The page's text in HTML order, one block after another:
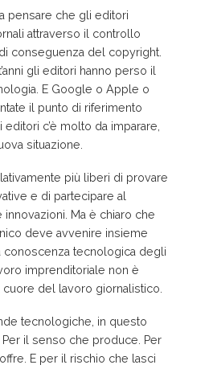
pensare che gli editori
attraverso il controllo
conseguenza del copyright.
gli editori hanno perso il
E Google o Apple o
il punto di riferimento
c’è molto da imparare,
situazione.
più liberi di provare
e di partecipare al
Ma è chiaro che
deve avvenire insieme
conoscenza tecnologica degli
imprenditoriale non è
del lavoro giornalistico.
tecnologiche, in questo
il senso che produce. Per
E per il rischio che lasci